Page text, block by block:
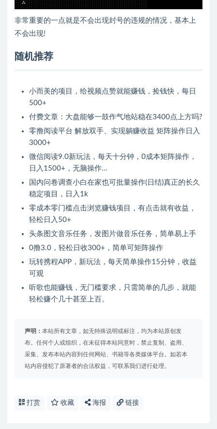
非常重要的一点就是不会出现封号的违规的情况，基本上
不会出现!
随机推荐
小而美的项目，给视频点赞就能赚钱，捡钱快，每日
500+
付费文章：大盘能够一鼓作气地站稳在3400点上方吗?
零撸阅读平台 解放双手、实现躺赚收益 矩阵操作日入
3000+
微信阅读9.0新玩法，每天十分钟，0成本矩阵操作，
日入1500+，无脑操作…
国内问卷调查小白在家也可批量操作(日结)真正的长久
稳定项目，日入1k
零成本零门槛点击浏览赚钱项目，有点击就有收益，
轻松日入50+
头条图文音乐任务，发图片做音乐任务，简单易上手
0撸3.0，轻松日收300+，简单可矩阵操作
玩转携程APP，新玩法，每天简单操作15分钟，收益
可观
听歌也能赚钱，无门槛要求，只需简单的几步，就能
轻松赚个几十甚至上百。
声明： 本站所有文章，如无特殊说明或标注，均为本站原创发
布。任何个人或组织，在未征得本站同意时，禁止复制、盗用、
采集、发布本站内容到任何网站、书籍等各类媒体平台。如若本
站内容侵犯了原著者的合法权益，可联系我们进行处理。
打赏 收藏 海报 链接